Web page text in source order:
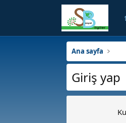
Ana sayfa
Giriş yap